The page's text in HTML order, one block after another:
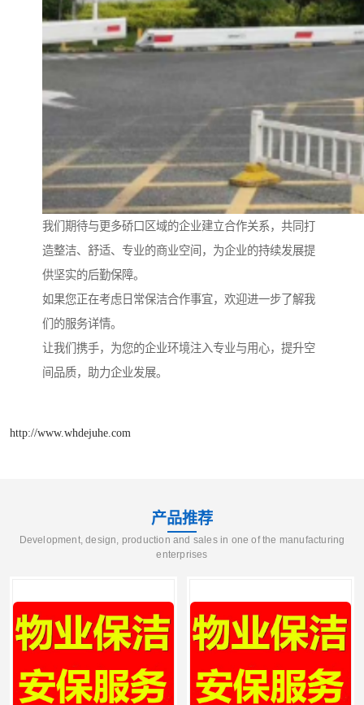
我们期待与更多硚口区域的企业建立合作关系，共同打
造整洁、舒适、专业的商业空间，为企业的持续发展提
供坚实的后勤保障。
如果您正在考虑日常保洁合作事宜，欢迎进一步了解我
们的服务详情。
让我们携手，为您的企业环境注入专业与用心，提升空
间品质，助力企业发展。
http://www.whdejuhe.com
产品推荐
Development, design, production and sales in one of the manufacturing
enterprises